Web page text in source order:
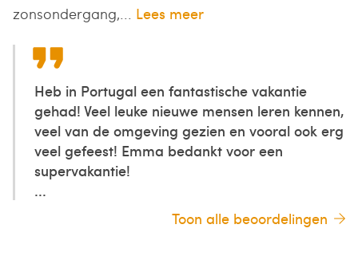
zonsondergang,... Lees meer
Heb in Portugal een fantastische vakantie
gehad! Veel leuke nieuwe mensen leren kennen,
veel van de omgeving gezien en vooral ook erg
veel gefeest! Emma bedankt voor een
supervakantie!
...
Toon alle beoordelingen